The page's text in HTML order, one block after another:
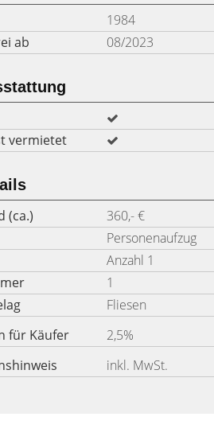
1984
ab
08/2023
vermietet
(ca.)
360,- €
Personenaufzug
Anzahl 1
1
Fliesen
für Käufer
2,5%
inkl. MwSt.